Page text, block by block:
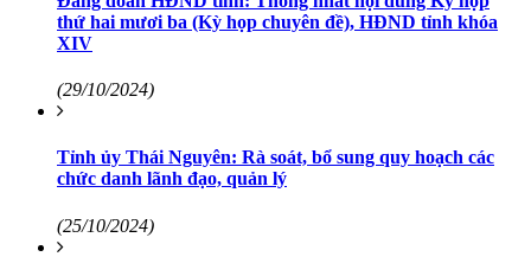
thứ hai mươi ba (Kỳ họp chuyên đề), HĐND tỉnh khóa
XIV
(29/10/2024)
Tỉnh ủy Thái Nguyên: Rà soát, bổ sung quy hoạch các
chức danh lãnh đạo, quản lý
(25/10/2024)